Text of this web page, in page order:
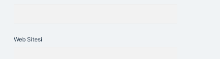
Web Sitesi